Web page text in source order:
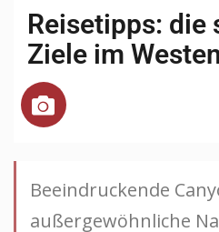
Reisetipps: die
Ziele im
Beeindruckende
außergewöhnliche